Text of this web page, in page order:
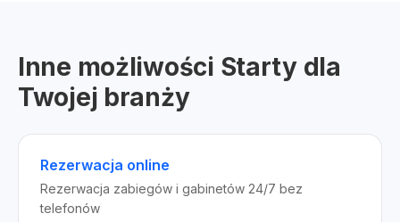
Inne możliwości Starty dla
Twojej branży
Rezerwacja online
Rezerwacja zabiegów i gabinetów 24/7 bez
telefonów